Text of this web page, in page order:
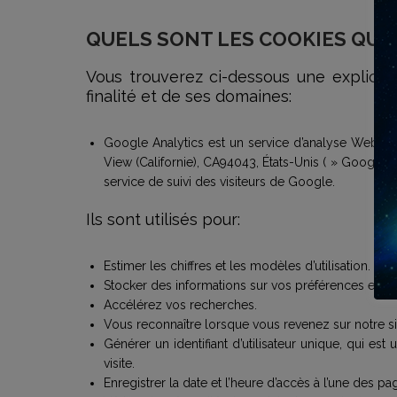
QUELS SONT LES COOKIES
Vous trouverez ci-dessous une
finalité et de ses domaines:
Google Analytics est un service d’analyse Web
View (Californie), CA94043, États-Unis ( » Google
service de suivi des visiteurs de Google.
Ils sont utilisés pour:
Estimer les chiffres et les modèles d’utilisation.
Stocker des informations sur vos préférences et
Accélérez vos recherches.
Vous reconnaître lorsque vous revenez sur notre
Générer un identifiant d’utilisateur unique, qui
visite.
Enregistrer la date et l’heure d’accès à l’une des